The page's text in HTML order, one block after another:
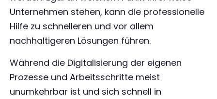
Unternehmen stehen, kann die professionelle
Hilfe zu schnelleren und vor allem
nachhaltigeren Lösungen führen.
Während die Digitalisierung der eigenen
Prozesse und Arbeitsschritte meist
unumkehrbar ist und sich schnell in